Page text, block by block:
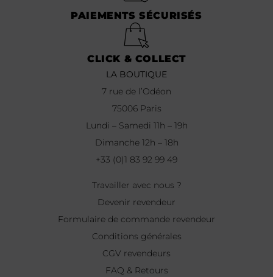
PAIEMENTS SÉCURISÉS
CLICK & COLLECT
LA BOUTIQUE
7 rue de l’Odéon
75006 Paris
Lundi – Samedi 11h – 19h
Dimanche 12h – 18h
+33 (0)1 83 92 99 49
Travailler avec nous ?
Devenir revendeur
Formulaire de commande revendeur
Conditions générales
CGV revendeurs
FAQ & Retours